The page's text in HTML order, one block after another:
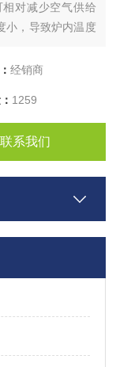
对减少空气供给
小，导致炉内温度
，但在配风较强
经销商
1259
联系我们